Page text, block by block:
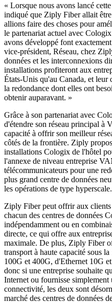
« Lorsque nous avons lancé
indiqué que Ziply Fiber allait
allions faire des choses pour
le partenariat actuel avec
avons développé font
vice-président, Réseau, chez
données et les interconnexions
installations profiteront aux
États-Unis qu'au Canada, et
la redondance dont elles ont
obtenir auparavant. »
Grâce à son partenariat avec
d'étendre son réseau principal à
capacité à offrir son meilleur
côtés de la frontière. Ziply
installations Cologix de l'hôtel
l'annexe de niveau entreprise
télécommunicateurs pour une
plus grand centre de données
les opérations de type hyperscale.
Ziply Fiber peut offrir aux clients
chacun des centres de données
indépendamment ou en
directe, ce qui offre aux
maximale. De plus, Ziply Fiber
transport à haute capacité sous
100G et 400G, d'Ethernet 10G
donc si une entreprise souhaite
Internet ou fournisse
connectivité, les deux sont
marché des centres de données